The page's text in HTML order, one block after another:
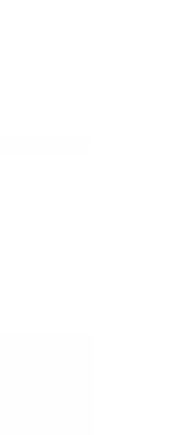
ズ。オルビ
肌悩み一
きているこ
なさ」が現
を与えてい
スユー ド
G.D.F.アク
従来から配
ム酸」を配
美容成分
合すること
す。美白ケ
叶うシリー
と透明感